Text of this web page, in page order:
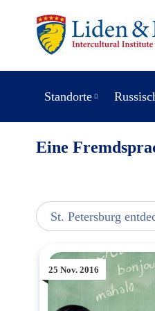
Standorte
Eine
St. Petersburg
25 Nov. 2016